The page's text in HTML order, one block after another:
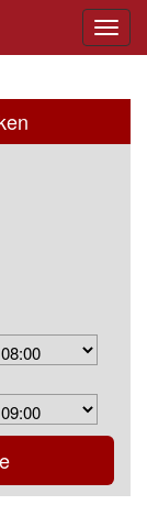
Arrival
Depart